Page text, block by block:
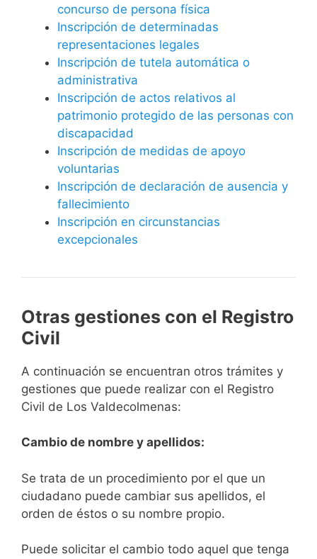
concurso de persona física
Inscripción de determinadas
representaciones legales
Inscripción de tutela automática o
administrativa
Inscripción de actos relativos al
patrimonio protegido de las personas con
discapacidad
Inscripción de medidas de apoyo
voluntarias
Inscripción de declaración de ausencia y
fallecimiento
Inscripción en circunstancias
excepcionales
Otras gestiones con el Registro
Civil
A continuación se encuentran otros trámites y
gestiones que puede realizar con el Registro
Civil de Los Valdecolmenas:
Cambio de nombre y apellidos:
Se trata de un procedimiento por el que un
ciudadano puede cambiar sus apellidos, el
orden de éstos o su nombre propio.
Puede solicitar el cambio todo aquel que tenga